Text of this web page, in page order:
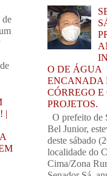
de
|
O DE ÁGUA
ENCANADA
CÓRREGO E
PROJETOS.
O prefeito de
Bel Junior,
deste sábado
localidade do
Cima/Zona